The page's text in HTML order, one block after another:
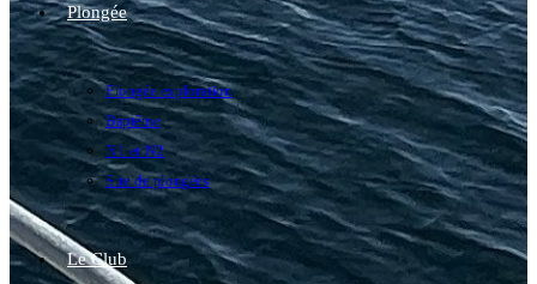
Plongée
Plongée exploration
Baptême
N1 et N2
Site de plongées
Le Club